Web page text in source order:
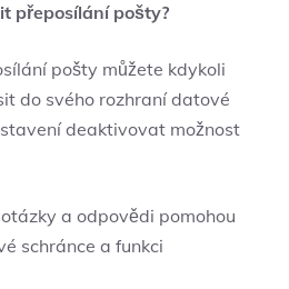
přeposílání pošty?
pošty můžete kdykoli
do svého rozhraní datové
deaktivovat možnost
a odpovědi pomohou
schránce a funkci